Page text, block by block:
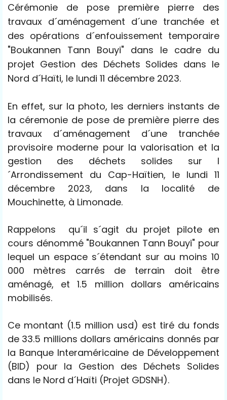
Cérémonie de pose première pierre des
travaux d´aménagement d´une tranchée et
des opérations d´enfouissement temporaire
"Boukannen Tann Bouyi" dans le cadre du
projet Gestion des Déchets Solides dans le
Nord d´Haïti, le lundi 11 décembre 2023.
En effet, sur la photo, les derniers instants de
la céremonie de pose de première pierre des
travaux d´aménagement d´une tranchée
provisoire moderne pour la valorisation et la
gestion des déchets solides sur l
´Arrondissement du Cap-Haïtien, le lundi 11
décembre 2023, dans la localité de
Mouchinette, à Limonade.
Rappelons qu´il s´agit du projet pilote en
cours dénommé "Boukannen Tann Bouyi" pour
lequel un espace s´étendant sur au moins 10
000 mètres carrés de terrain doit être
aménagé, et 1.5 million dollars américains
mobilisés.
Ce montant (1.5 million usd) est tiré du fonds
de 33.5 millions dollars américains donnés par
la Banque Interaméricaine de Développement
(BID) pour la Gestion des Déchets Solides
dans le Nord d´Haïti (Projet GDSNH).